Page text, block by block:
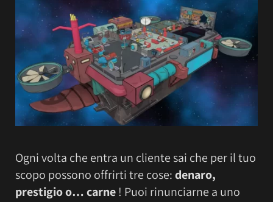
Ogni volta che entra un cliente sai che per il tuo
scopo possono offrirti tre cose:denaro,
prestigio o… carne! Puoi rinunciarne a uno